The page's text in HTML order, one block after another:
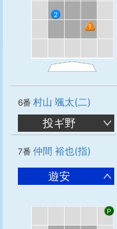
1
2
6番 村山 颯太(二)
投ギ野
7番 仲間 裕也(指)
遊安
P